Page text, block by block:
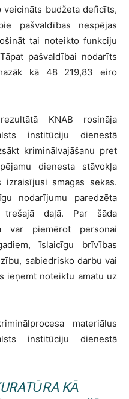
veicināts budžeta deficīts,
pašvaldības nespējas
tai noteikto funkciju
pašvaldībai nodarīts
kā 48 219,83 eiro
KNAB rosināja
institūciju dienestā
kriminālvajāšanu pret
dienesta stāvokļa
izraisījusi smagas sekas.
nodarījumu paredzēta
trešajā daļā. Par šāda
var piemērot personai
īslaicīgu brīvības
sabiedrisko darbu vai
ieņemt noteiktu amatu uz
materiālus
institūciju dienestā
KĀ